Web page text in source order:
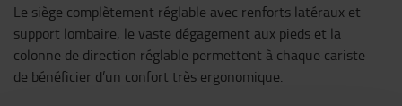
Le siège complètement réglable avec renforts latéraux et
support lombaire, le vaste dégagement aux pieds et la
colonne de direction réglable permettent à chaque cariste
de bénéficier d’un confort très ergonomique.